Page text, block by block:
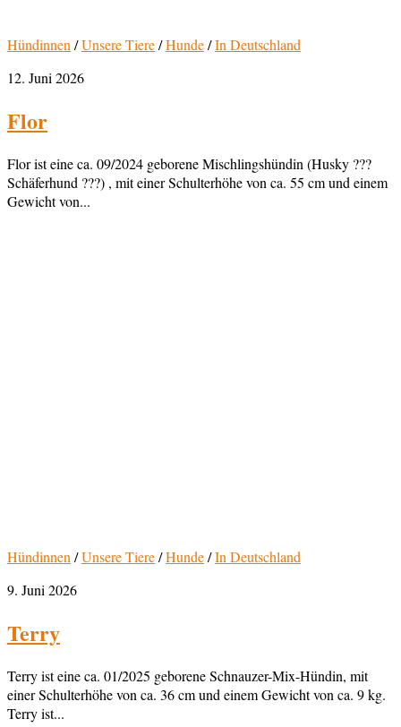
Hündinnen/Unsere Tiere/Hunde/In Deutschland
12. Juni 2026
Flor
Flor ist eine ca. 09/2024 geborene Mischlingshündin (Husky ???
Schäferhund ???) , mit einer Schulterhöhe von ca. 55 cm und einem
Gewicht von...
Hündinnen /Unsere Tiere/Hunde/In Deutschland
9. Juni 2026
Terry
Terry ist eine ca. 01/2025 geborene Schnauzer-Mix-Hündin, mit
einer Schulterhöhe von ca. 36 cm und einem Gewicht von ca. 9 kg.
Terry ist...